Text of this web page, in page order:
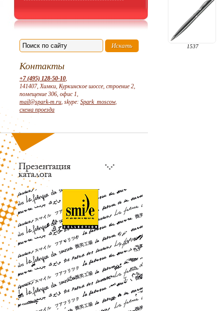
Контакты
+7 (495) 128-50-10,
141407, Химки, Куркинское шоссе, строение 2,
помещение 306, офис 1,
mail@spark-m.ru, skype: Spark_moscow,
схема проезда
1537